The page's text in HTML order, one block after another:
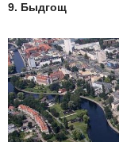
9. Быдгощ